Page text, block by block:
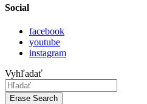
Social
facebook
youtube
instagram
Vyhľadať
Erase Search